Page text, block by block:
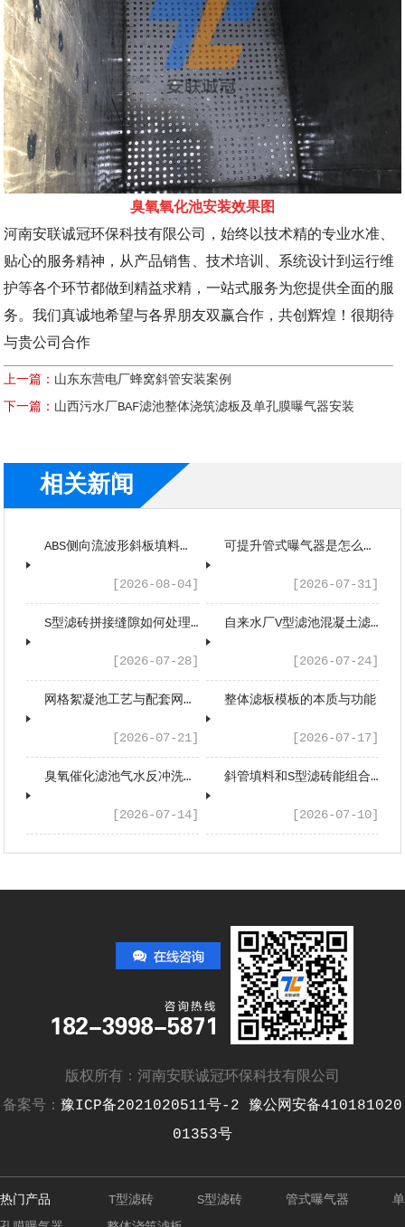
臭氧氧化池安装效果图
河南安联诚冠环保科技有限公司，始终以技术精的专业水准、
贴心的服务精神，从产品销售、技术培训、系统设计到运行维
护等各个环节都做到精益求精，一站式服务为您提供全面的服
务。我们真诚地希望与各界朋友双赢合作，共创辉煌！很期待
与贵公司合作
上一篇： 山东东营电厂蜂窝斜管安装案例
下一篇： 山西污水厂BAF滤池整体浇筑滤板及单孔膜曝气器安装
相关新闻
ABS侧向流波形斜板填料是什么工作原理？
[2026-08-04]
可提升管式曝气器是怎么工作的？
[2026-07-31]
S型滤砖拼接缝隙如何处理？
[2026-07-28]
自来水厂V型滤池混凝土滤板的工艺应用与性能优势
[2026-07-24]
网格絮凝池工艺与配套网格填料工程应用浅析
[2026-07-21]
整体滤板模板的本质与功能
[2026-07-17]
臭氧催化滤池气水反冲洗系统配套设备有哪些？
[2026-07-14]
斜管填料和S型滤砖能组合应用吗？
[2026-07-10]
版权所有：河南安联诚冠环保科技有限公司
备案号： 豫ICP备2021020511号-2 豫公网安备410181020
01353号
热门产品 T型滤砖 S型滤砖 管式曝气器
单